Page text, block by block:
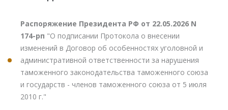
Распоряжение Президента РФ от 22.05.2026 N
174-рп "О подписании Протокола о внесении
изменений в Договор об особенностях уголовной и
административной ответственности за нарушения
таможенного законодательства таможенного союза
и государств - членов таможенного союза от 5 июля
2010 г."